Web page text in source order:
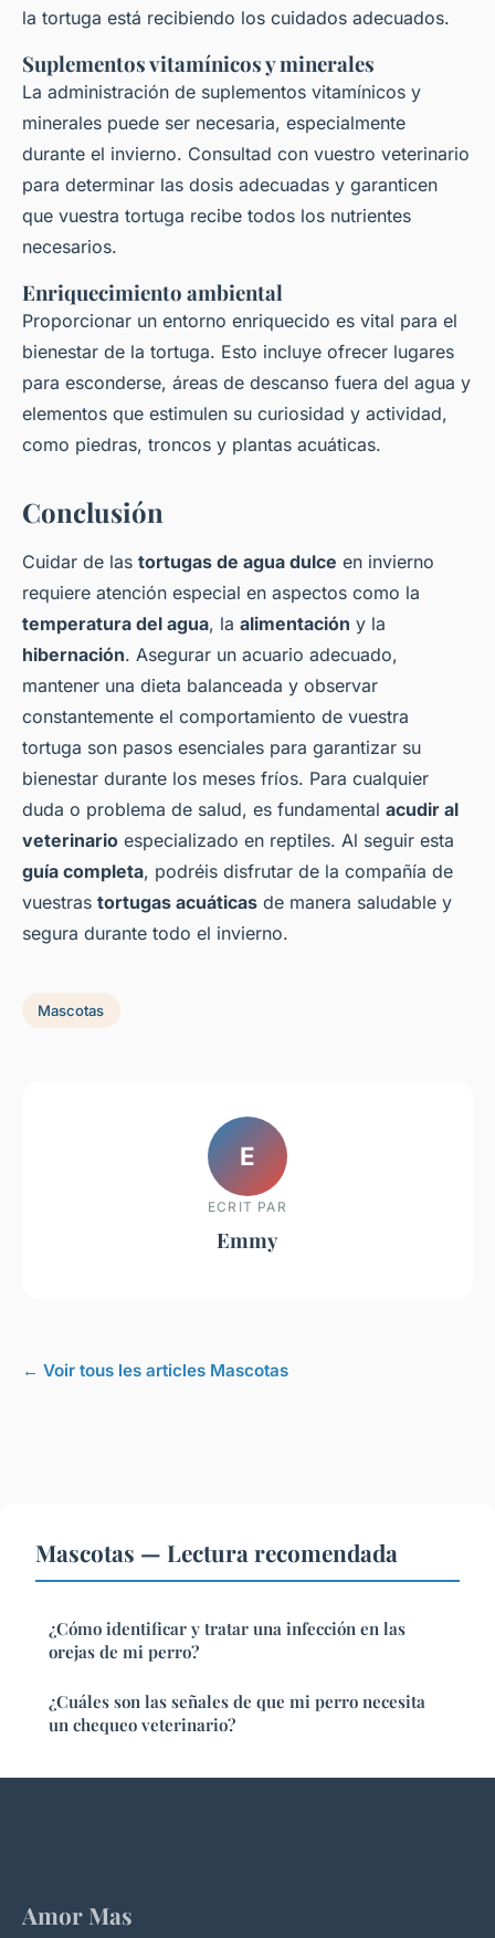
la tortuga está recibiendo los cuidados adecuados.
Suplementos vitamínicos y minerales
La administración de suplementos vitamínicos y
minerales puede ser necesaria, especialmente
durante el invierno. Consultad con vuestro veterinario
para determinar las dosis adecuadas y garanticen
que vuestra tortuga recibe todos los nutrientes
necesarios.
Enriquecimiento ambiental
Proporcionar un entorno enriquecido es vital para el
bienestar de la tortuga. Esto incluye ofrecer lugares
para esconderse, áreas de descanso fuera del agua y
elementos que estimulen su curiosidad y actividad,
como piedras, troncos y plantas acuáticas.
Conclusión
Cuidar de las tortugas de agua dulce en invierno
requiere atención especial en aspectos como la
temperatura del agua, la alimentación y la
hibernación. Asegurar un acuario adecuado,
mantener una dieta balanceada y observar
constantemente el comportamiento de vuestra
tortuga son pasos esenciales para garantizar su
bienestar durante los meses fríos. Para cualquier
duda o problema de salud, es fundamental acudir al
veterinario especializado en reptiles. Al seguir esta
guía completa, podréis disfrutar de la compañía de
vuestras tortugas acuáticas de manera saludable y
segura durante todo el invierno.
Mascotas
E
ECRIT PAR
Emmy
← Voir tous les articles Mascotas
Mascotas — Lectura recomendada
¿Cómo identificar y tratar una infección en las
orejas de mi perro?
¿Cuáles son las señales de que mi perro necesita
un chequeo veterinario?
Amor Mas